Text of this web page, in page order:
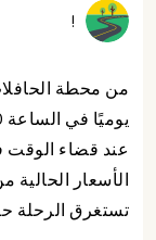
!
من محطة
يوميًا في الساعة 8:00 مقابل 1000 سوم.
عند قضاء الوقت
الأسعار الحالية
تستغرق الرحلة حوالي 12 ساعة